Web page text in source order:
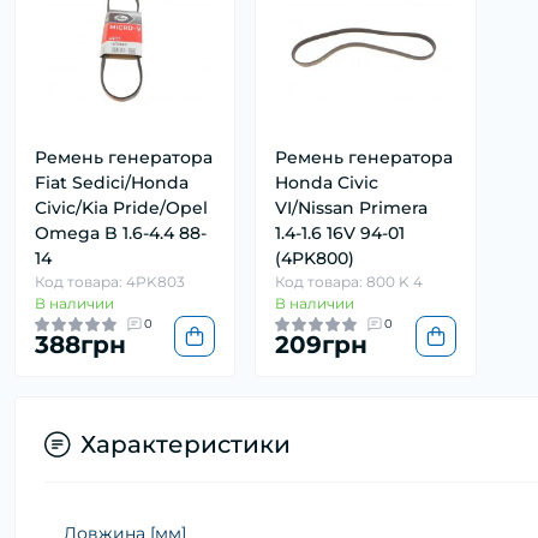
Ремень генератора
Fiat Sedici/Honda
Civic/Kia Pride/Opel
Omega B 1.6-4.4 88-
14
Код товара: 4PK803
В наличии
0
388грн
Ремень генератора
Honda Civic
VI/Nissan Primera
1.4-1.6 16V 94-01
(4PK800)
Код товара: 800 K 4
В наличии
0
209грн
Характеристики
Довжина [мм]